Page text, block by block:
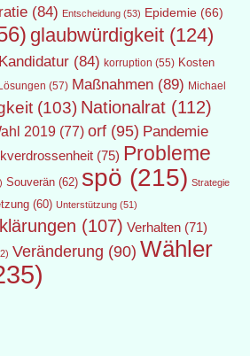
(84) Entscheidung (53) Epidemie (66)
glaubwürdigkeit (124)
Kandidatur (84) korruption (55) Kosten
Lösungen (57) Maßnahmen (89) Michael
(103) Nationalrat (112)
2019 (77) orf (95) Pandemie
(75) Probleme
Souverän (62) spö (215) Strategie
(60) Unterstützung (51)
(107) Verhalten (71)
Veränderung (90) Wähler